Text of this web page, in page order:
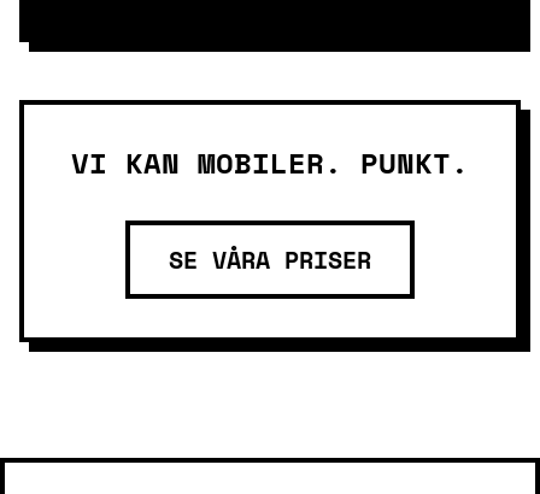
VI KAN MOBILER. PUNKT.
SE VÅRA PRISER